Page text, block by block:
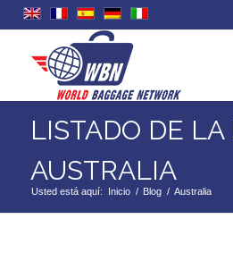
LISTADO DE LA
AUSTRALIA
Usted está aquí: Inicio / Blog / Australia